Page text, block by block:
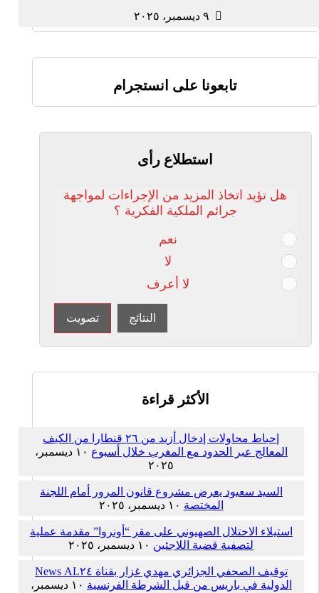
٩ ديسمبر، ٢٠٢٥
تابعونا على انستجرام
استطلاع رأى
هل تؤيد اتخاذ المزيد من الإجراءات لمواجهة
جرائم الملكية الفكرية ؟
نعم
لا
لا أعرف
النتائج تصويت
الأكثر قراءة
إحباط محاولات إدخال أزيد من ٢٦ قنطارا من الكيف
المعالج عبر الحدود مع المغرب خلال أسبوع
١٠ ديسمبر،
٢٠٢٥
السيد سعيود يعرض مشروع قانون المرور أمام اللجنة
المختصة ١٠ ديسمبر، ٢٠٢٥
استيلاء الاحتلال الصهيوني على مقر “أونروا” مقدمة عملية
لتصفية قضية اللاجئين ١٠ ديسمبر، ٢٠٢٥
توقيف الصحفي الجزائري مهدي غزار بقناة AL٢٤ News
الدولية في باريس من قبل الشرطة الفرنسية
١٠ ديسمبر،